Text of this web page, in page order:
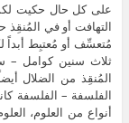
على كل حال حكيت
التهافت أو في
مُتعسِّف أو مُعتبِط أبداً
ثلاث سنين كوامل –
المُنقِذ من الضلال
الفلسفة – الفلسفة
أنواع من العلوم،